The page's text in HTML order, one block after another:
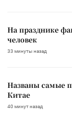
На празднике
человек
33 минуты назад
Названы самые
Китае
40 минут назад